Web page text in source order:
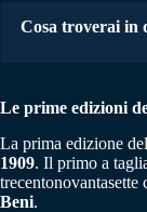
Cosa troverai in
Le prime edizioni
La prima edizione del
1909. Il primo a
Beni.